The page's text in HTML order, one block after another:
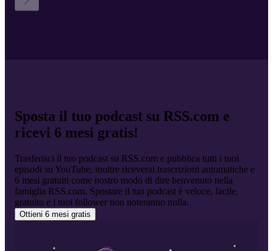
Sposta il tuo podcast su RSS.com e
ricevi 6 mesi gratis!
Trasferisci il tuo podcast su RSS.com e pubblica tutti i tuoi
episodi su YouTube, inoltre riceverai trascrizioni automatiche e
6 mesi gratuiti come nostro modo di dire benvenuto nella
famiglia RSS.com. Spostare il tuo podcast è veloce, facile,
gratuito e i tuoi follower non noteranno nulla.
Ottieni 6 mesi gratis